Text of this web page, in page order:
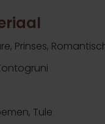
Prinses,
Tule